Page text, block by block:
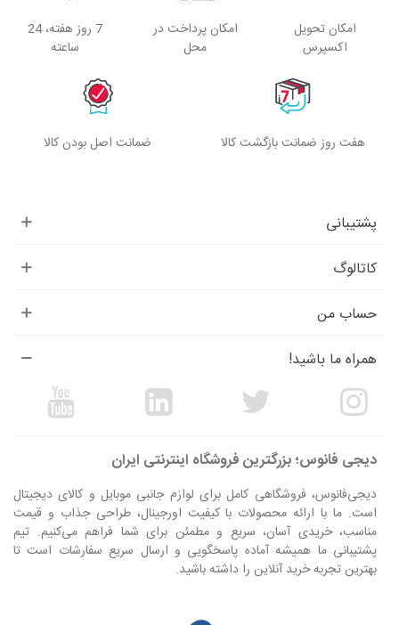
امکان تحویل
اکسپرس
امکان پرداخت در
محل
7 روز هفته، 24
ساعته
هفت روز ضمانت بازگشت کالا ضمانت اصل بودن کالا
پشتیبانی
کاتالوگ
حساب من
همراه ما باشید!
دیجی فانوس؛ بزرگترین فروشگاه اینترنتی ایران
دیجی‌فانوس، فروشگاهی کامل برای لوازم جانبی موبایل و کالای دیجیتال
است. ما با ارائه محصولات با کیفیت اورجینال، طراحی جذاب و قیمت
مناسب، خریدی آسان، سریع و مطمئن برای شما فراهم می‌کنیم. تیم
پشتیبانی ما همیشه آماده پاسخگویی و ارسال سریع سفارشات است تا
بهترین تجربه خرید آنلاین را داشته باشید.